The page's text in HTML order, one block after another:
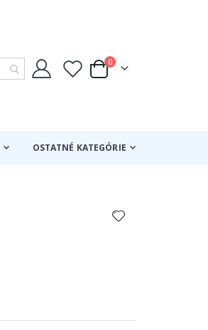
Cart
0položky
OSTATNÉ KATEGÓRIE